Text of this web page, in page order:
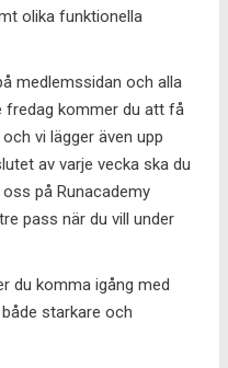
olika funktionella
medlemssidan och alla
fredag kommer du att få
vi lägger även upp
av varje vecka ska du
på Runacademy
pass när du vill under
du komma igång med
starkare och